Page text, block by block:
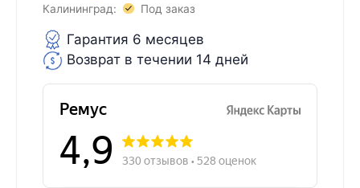
Калининград:
Под заказ
Гарантия 6 месяцев
Возврат в течении 14 дней